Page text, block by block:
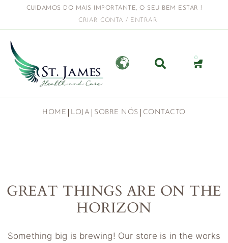
CUIDAMOS DO MAIS IMPORTANTE, O SEU BEM ESTAR !
CRIAR CONTA / ENTRAR
0
HOME LOJA SOBRE NÓS CONTACTO
GREAT THINGS ARE ON THE
HORIZON
Something big is brewing! Our store is in the works